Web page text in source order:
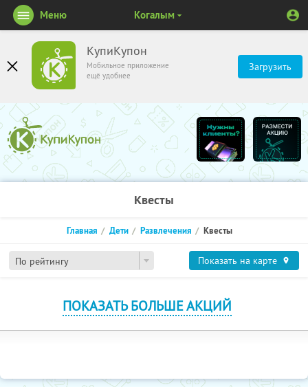
КупиКупон
Мобильное приложение
ещё удобнее
Загрузить
Меню Когалым
Квесты
По рейтингу
Главная Дети Развлечения Квесты
Показать на карте
ПОКАЗАТЬ БОЛЬШЕ АКЦИЙ